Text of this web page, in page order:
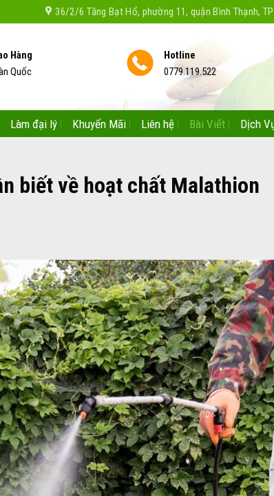
36/2/6 Tăng Bạt Hổ, phường 11, quận Bình Thạnh,
Hàng
Quốc
Hotline
0779.119.522
Làm đại lý Khuyến Mãi Liên hệ Bài Viết Dịch
biết về hoạt chất Malathion